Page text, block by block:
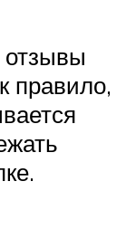
отзывы
правило,